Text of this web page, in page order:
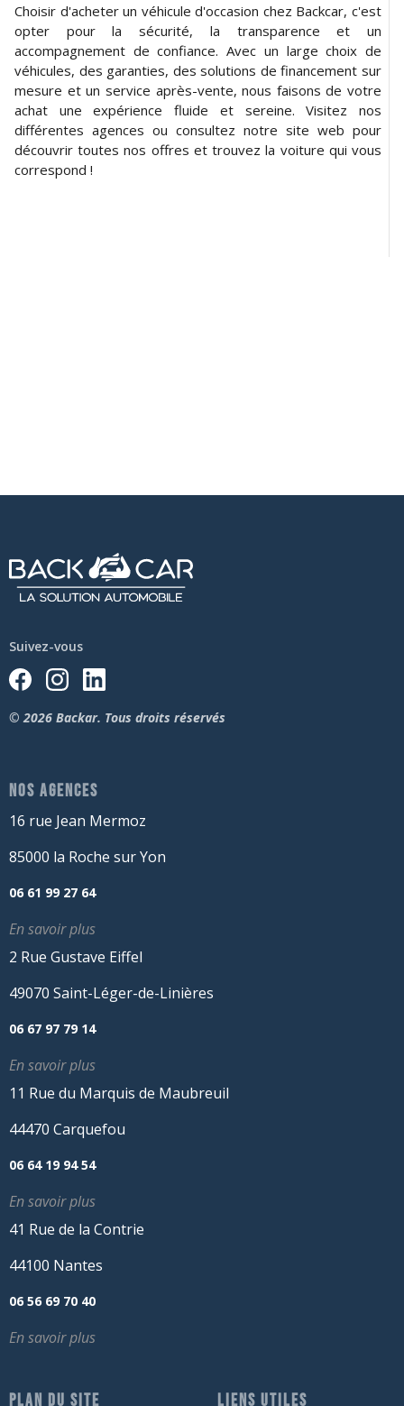
Choisir d'acheter un véhicule d'occasion chez Backcar, c'est
opter pour la sécurité, la transparence et un
accompagnement de confiance. Avec un large choix de
véhicules, des garanties, des solutions de financement sur
mesure et un service après-vente, nous faisons de votre
achat une expérience fluide et sereine. Visitez nos
différentes agences ou consultez notre site web pour
découvrir toutes nos offres et trouvez la voiture qui vous
correspond !
Suivez-vous
© 2026 Backar. Tous droits réservés
NOS AGENCES
16 rue Jean Mermoz
85000 la Roche sur Yon
06 61 99 27 64
En savoir plus
2 Rue Gustave Eiffel
49070 Saint-Léger-de-Linières
06 67 97 79 14
En savoir plus
11 Rue du Marquis de Maubreuil
44470 Carquefou
06 64 19 94 54
En savoir plus
41 Rue de la Contrie
44100 Nantes
06 56 69 70 40
En savoir plus
PLAN DU SITE LIENS UTILES